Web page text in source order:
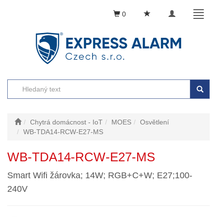
Toggle
0
Chytrá domácnost - IoT MOES
Osvětlení
WB-TDA14-RCW-E27-MS
WB-TDA14-RCW-E27-MS
Smart Wifi žárovka; 14W; RGB+C+W; E27;100-
240V